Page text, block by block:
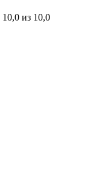
10,0 из 10,0